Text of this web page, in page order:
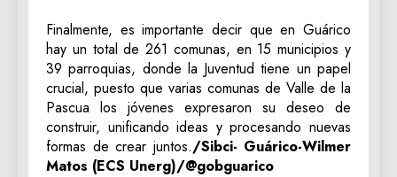
Finalmente, es importante decir que en Guárico
hay un total de 261 comunas, en 15 municipios y
39 parroquias, donde la Juventud tiene un papel
crucial, puesto que varias comunas de Valle de la
Pascua los jóvenes expresaron su deseo de
construir, unificando ideas y procesando nuevas
formas de crear juntos./Sibci- Guárico-Wilmer
Matos (ECS Unerg)/@gobguarico